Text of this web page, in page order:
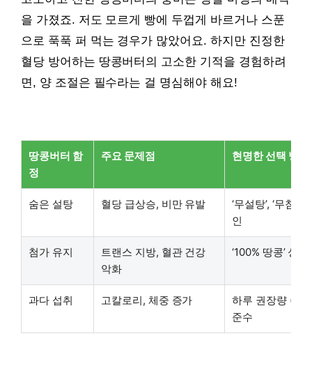
을 가졌죠. 저도 모르게 빵에 두껍게 바르거나 스푼
으로 푹푹 퍼 먹는 경우가 많았어요. 하지만 진정한
혈당 방어하는 땅콩버터의 고소한 기적을 경험하려
면, 양 조절은 필수라는 걸 명심해야 해요!
땅콩버터 함
정
주요 문제점 현명한 선택 방법
숨은 설탕 혈당 급상승, 비만 유발
‘무설탕’, ‘무첨가
인
첨가 유지
트랜스 지방, 혈관 건강
악화
‘100% 땅콩’ 성
과다 섭취 고칼로리, 체중 증가
하루 권장량
준수